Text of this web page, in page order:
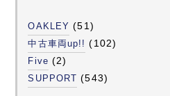
OAKLEY (51)
中古車両up!! (102)
Five (2)
SUPPORT (543)